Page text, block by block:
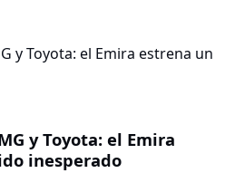
y Toyota: el Emira
inesperado